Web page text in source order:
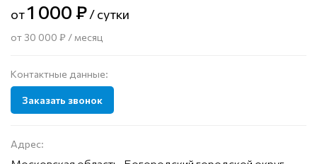
от1 000 ₽/ сутки
от 30 000 ₽ / месяц
Контактные данные:
Заказать звонок
Адрес: